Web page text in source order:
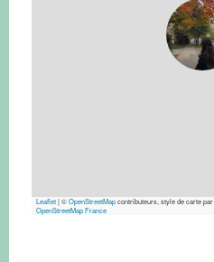
Leaflet|©OpenStreetMapcontributeurs, style de carte par
OpenStreetMap France